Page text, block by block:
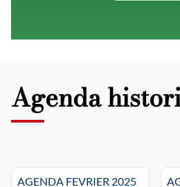
Agenda
AGENDA FEVRIER 2025